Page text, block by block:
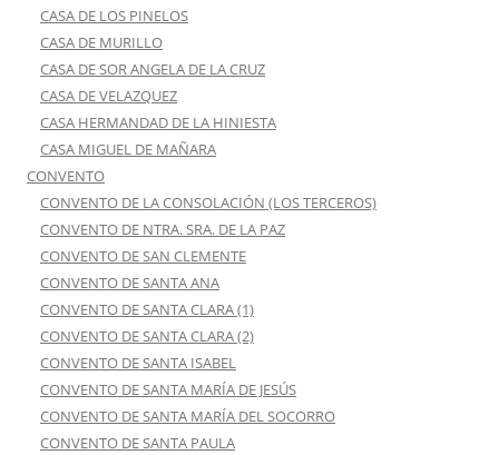
CASA DE LOS PINELOS
CASA DE MURILLO
CASA DE SOR ANGELA DE LA CRUZ
CASA DE VELAZQUEZ
CASA HERMANDAD DE LA HINIESTA
CASA MIGUEL DE MAÑARA
CONVENTO
CONVENTO DE LA CONSOLACIÓN (LOS TERCEROS)
CONVENTO DE NTRA. SRA. DE LA PAZ
CONVENTO DE SAN CLEMENTE
CONVENTO DE SANTA ANA
CONVENTO DE SANTA CLARA (1)
CONVENTO DE SANTA CLARA (2)
CONVENTO DE SANTA ISABEL
CONVENTO DE SANTA MARÍA DE JESÚS
CONVENTO DE SANTA MARÍA DEL SOCORRO
CONVENTO DE SANTA PAULA